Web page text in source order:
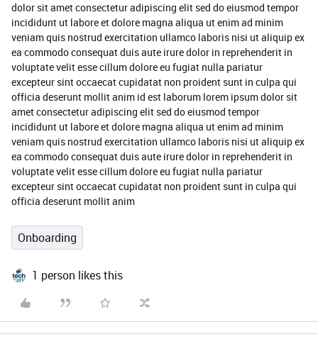
dolor sit amet consectetur adipiscing elit sed do eiusmod tempor
incididunt ut labore et dolore magna aliqua ut enim ad minim
veniam quis nostrud exercitation ullamco laboris nisi ut aliquip ex
ea commodo consequat duis aute irure dolor in reprehenderit in
voluptate velit esse cillum dolore eu fugiat nulla pariatur
excepteur sint occaecat cupidatat non proident sunt in culpa qui
officia deserunt mollit anim id est laborum lorem ipsum dolor sit
amet consectetur adipiscing elit sed do eiusmod tempor
incididunt ut labore et dolore magna aliqua ut enim ad minim
veniam quis nostrud exercitation ullamco laboris nisi ut aliquip ex
ea commodo consequat duis aute irure dolor in reprehenderit in
voluptate velit esse cillum dolore eu fugiat nulla pariatur
excepteur sint occaecat cupidatat non proident sunt in culpa qui
officia deserunt mollit anim
Onboarding
1 person likes this